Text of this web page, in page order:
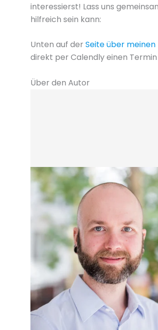
interessierst! Lass uns
hilfreich sein kann:
Unten auf der Seite über meinen
direkt per Calendly einen
Über den Autor